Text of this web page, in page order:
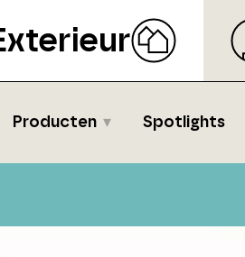
Producten Spotlights